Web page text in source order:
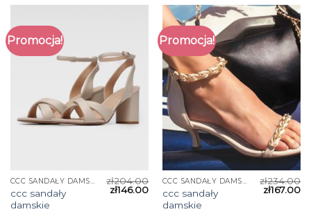
Promocja!
CCC SANDAŁY DAMSKIE
ccc sandały
damskie
zł204.00
zł146.00
Promocja!
CCC SANDAŁY DAMSKIE
ccc sandały
damskie
zł234.00
zł167.00